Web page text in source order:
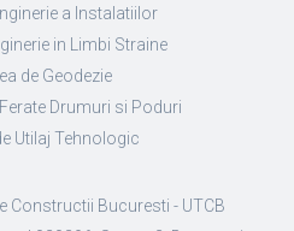
a Instalatiilor
in Limbi Straine
de Geodezie
Drumuri si Poduri
Utilaj Tehnologic
Constructii Bucuresti - UTCB